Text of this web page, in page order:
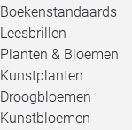
Boekenstandaards
Leesbrillen
Planten & Bloemen
Kunstplanten
Droogbloemen
Kunstbloemen